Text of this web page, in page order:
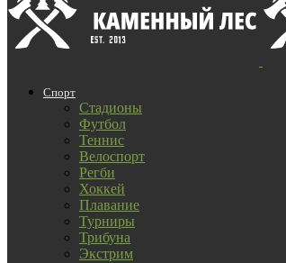
Спорт
Стадионы
Футбол
Теннис
Велоспорт
Регби
Хоккей
Плавание
Турниры
Трибуна
Экстрим